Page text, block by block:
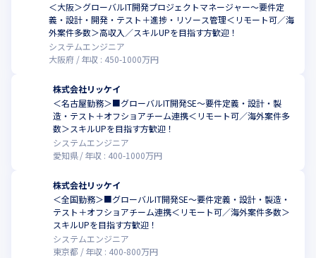
＜大阪＞グローバルIT開発プロジェクトマネージャー～要件定
義・設計・開発・テスト＋進捗・リソース管理＜リモート可／海
外案件多数＞高収入／スキルUPを目指す方歓迎！
システムエンジニア
大阪府
年収 : 450-1000万円
株式会社リッケイ
＜名古屋勤務＞■グローバルIT開発SE～要件定義・設計・製
造・テスト＋オフショアチーム連携＜リモート可／海外案件多
数＞スキルUPを目指す方歓迎！
システムエンジニア
愛知県
年収 : 400-1000万円
株式会社リッケイ
＜全国勤務＞■グローバルIT開発SE～要件定義・設計・製造・
テスト＋オフショアチーム連携＜リモート可／海外案件多数＞
スキルUPを目指す方歓迎！
システムエンジニア
東京都
年収 : 400-800万円